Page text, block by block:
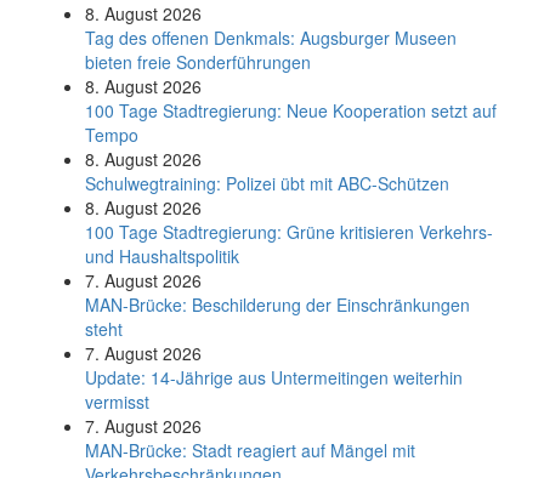
8. August 2026
Tag des offenen Denkmals: Augsburger Museen
bieten freie Sonderführungen
8. August 2026
100 Tage Stadtregierung: Neue Kooperation setzt auf
Tempo
8. August 2026
Schul­weg­trai­ning: Poli­zei übt mit ABC-Schüt­zen
8. August 2026
100 Tage Stadtregierung: Grüne kritisieren Verkehrs-
und Haushaltspolitik
7. August 2026
MAN-Brücke: Beschilderung der Einschränkungen
steht
7. August 2026
Update: 14-Jährige aus Untermeitingen weiterhin
vermisst
7. August 2026
MAN-Brücke: Stadt reagiert auf Mängel mit